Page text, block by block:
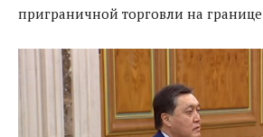
приграничной торговли на границе